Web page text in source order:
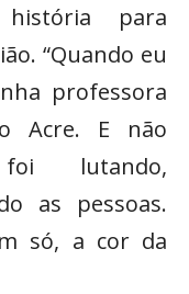
para
“Quando eu
professora
Acre. E não
foi lutando,
as pessoas.
só, a cor da